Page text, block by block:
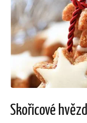
Skořicové